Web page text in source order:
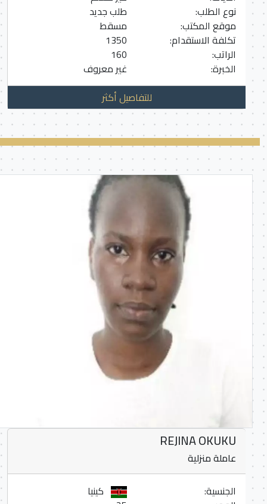
نوع الطلب:
طلب جديد
موقع المكتب:
مسقط
تكلفة الاستقدام:
1350
الراتب:
160
الخبرة:
غير معروف
للتفاصيل أكثر
REJINA OKUKU
عاملة منزلية
الجنسية:
كينيا